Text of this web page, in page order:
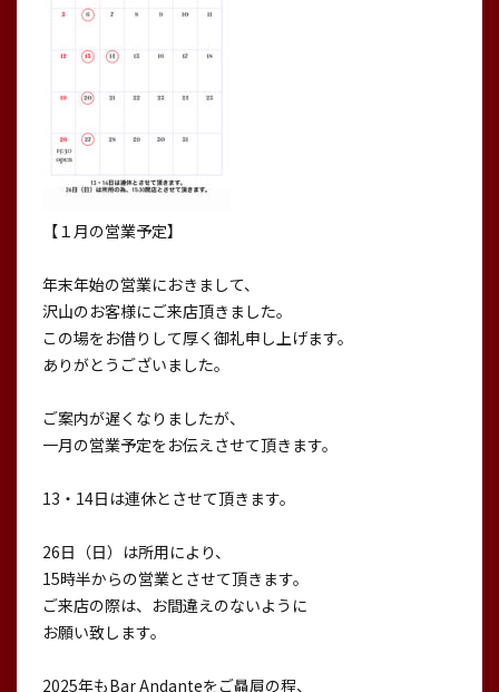
【１月の営業予定】
年末年始の営業におきまして、
沢山のお客様にご来店頂きました。
この場をお借りして厚く御礼申し上げます。
ありがとうございました。
ご案内が遅くなりましたが、
一月の営業予定をお伝えさせて頂きます。
13・14日は連休とさせて頂きます。
26日（日）は所用により、
15時半からの営業とさせて頂きます。
ご来店の際は、お間違えのないように
お願い致します。
2025年もBar Andanteをご贔屓の程、